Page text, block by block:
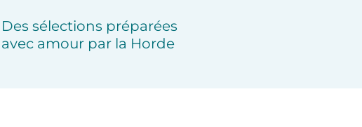
Des sélections préparées
avec amour par la Horde